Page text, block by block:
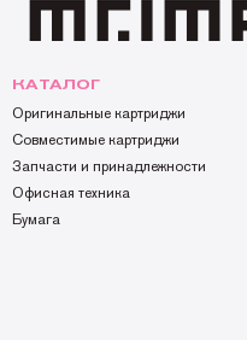
КАТАЛОГ
Оригинальные картриджи
Совместимые картриджи
Запчасти и принадлежности
Офисная техника
Бумага